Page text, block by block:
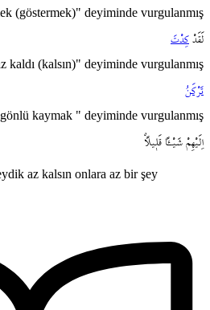
(göstermek)" deyiminde vurgulanmış
لَقَدْ كِدْتَ
kaldı (kalsın)" deyiminde vurgulanmış
تَرْكَنُ
kaymak " deyiminde vurgulanmış
اِلَيْهِمْ شَيْـٔاً قَل۪يلاًۗ
az kalsın onlara az bir şey